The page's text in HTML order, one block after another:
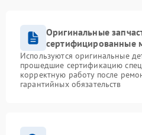
Оригинальные
сертифицированные
Используются оригинальные
прошедшие сертификацию
корректную работу после
гарантийных обязательств